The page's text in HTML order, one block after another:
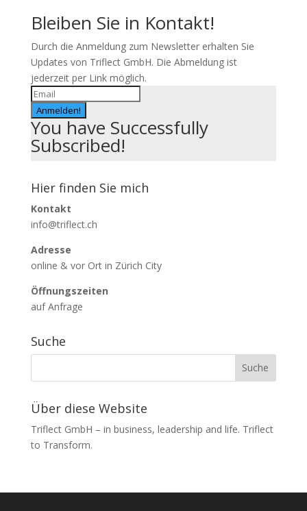
Bleiben Sie in Kontakt!
Durch die Anmeldung zum Newsletter erhalten Sie
Updates von Triflect GmbH. Die Abmeldung ist
jederzeit per Link möglich.
Anmelden!
You have Successfully
Subscribed!
Hier finden Sie mich
Kontakt
info@triflect.ch
Adresse
online & vor Ort in Zürich City
Öffnungszeiten
auf Anfrage
Suche
Über diese Website
Triflect GmbH – in business, leadership and life. Triflect
to Transform.